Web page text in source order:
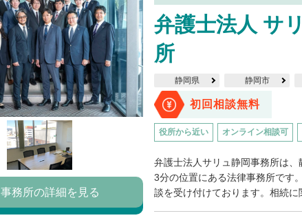
弁護士法人 サ
所
静岡県 静岡市
初回相談無料
役所から近い オンライン相談可
弁護士法人サリュ静岡事務所は
3分の位置にある法律事務所です
談を受け付けております。相続に
事務所の詳細を見る